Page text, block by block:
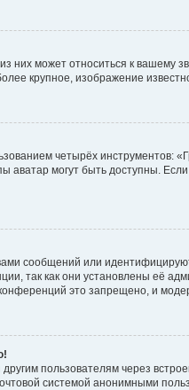
них может относиться к вашему
крупное, изображение
четырёх инструментов:
аватар могут быть доступны.
сообщений или
так как они установлены её
это запрещено, и
пользователям через
системой анонимными